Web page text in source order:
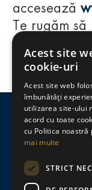
Regulamente
consumă-
Politica de
accesează
Te rugăm
acestui
împlinit
Acest site
cookie-uri
Acest site web
îmbunătăți
utilizarea site-ului
acord cu toate
cu Politica
mai multe
STRICT